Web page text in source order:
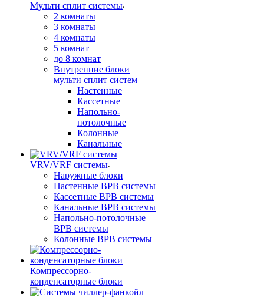
Мульти сплит системы
2 комнаты
3 комнаты
4 комнаты
5 комнат
до 8 комнат
Внутренние блоки
мульти сплит систем
Настенные
Кассетные
Напольно-
потолочные
Колонные
Канальные
VRV/VRF системы
Наружные блоки
Настенные ВРВ системы
Кассетные ВРВ системы
Канальные ВРВ системы
Напольно-потолочные
ВРВ системы
Колонные ВРВ системы
Компрессорно-
конденсаторные блоки